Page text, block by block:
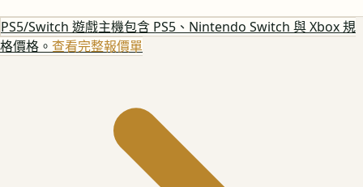
PS5/Switch 遊戲主機包含 PS5、Nintendo Switch 與 Xbox 規
格價格。 查看完整報價單